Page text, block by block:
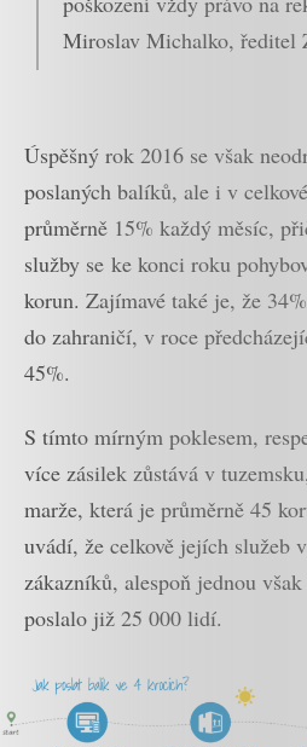
Miroslav Michalko, ředitel
Úspěšný rok 2016 se však
poslaných balíků, ale i v
průměrně 15% každý měsíc,
služby se ke konci roku
korun. Zajímavé také je, že
do zahraničí, v roce
45%.
S tímto mírným poklesem,
více zásilek zůstává v
marže, která je průměrně 45
uvádí, že celkově jejích služeb
zákazníků, alespoň jednou
poslalo již 25 000 lidí.